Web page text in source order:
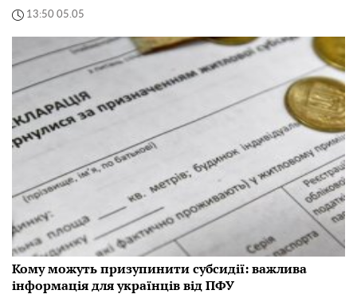
13:50 05.05
Кому можуть призупинити субсидії: важлива
інформація для українців від ПФУ